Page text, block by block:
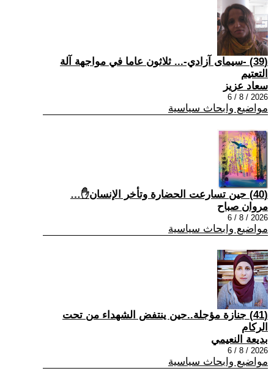
(39) -سيمای آزادي-... ثلاثون عاما في مواجهة آلة
التعتيم
سعاد عزيز
2026 / 8 / 6
مواضيع وابحاث سياسية
(40) حين تسارعت الحضارة وتأخر الإنسان✋…
مروان صباح
2026 / 8 / 6
مواضيع وابحاث سياسية
(41) جنازة مؤجلة..حين ينتفض الشهداء من تحت
الركام
بديعة النعيمي
2026 / 8 / 6
مواضيع وابحاث سياسية